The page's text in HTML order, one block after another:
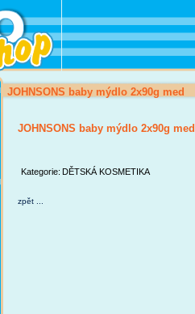
JOHNSONS baby mýdlo 2x90g med
JOHNSONS baby mýdlo 2x90g med
Kategorie: DĚTSKÁ KOSMETIKA
zpět ...